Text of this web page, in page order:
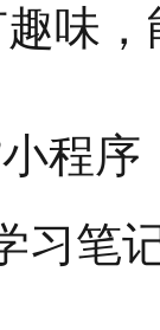
味
程序
习笔